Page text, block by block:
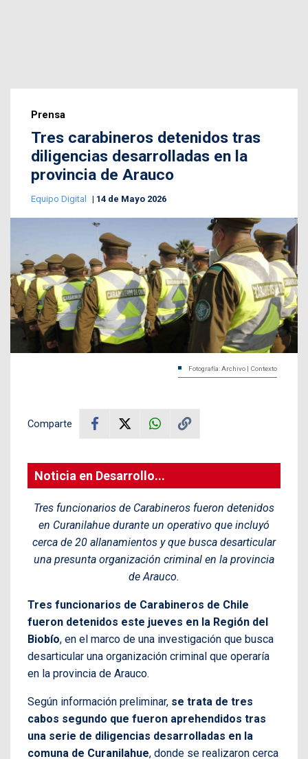
Prensa
Tres carabineros detenidos tras
diligencias desarrolladas en la
provincia de Arauco
Equipo Digital 14 de Mayo 2026
Fotografía: Archivo | Contexto
Comparte
Noticia en Desarrollo...
Tres funcionarios de Carabineros fueron detenidos
en Curanilahue durante un operativo que incluyó
cerca de 20 allanamientos y que busca desarticular
una presunta organización criminal en la provincia
de Arauco.
Tres funcionarios de Carabineros de Chile
fueron detenidos este jueves en la Región del
Biobío, en el marco de una investigación que busca
desarticular una organización criminal que operaría
en la provincia de Arauco.
Según información preliminar, se trata de tres
cabos segundo que fueron aprehendidos tras
una serie de diligencias desarrolladas en la
comuna de Curanilahue, donde se realizaron cerca